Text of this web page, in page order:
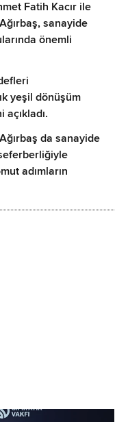
Fatih Kacır ile
sanayide
önemli
yeşil dönüşüm
açıkladı.
Ağırbaş da sanayide
adımların